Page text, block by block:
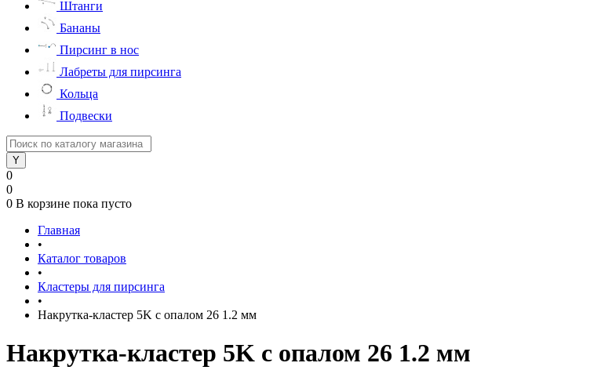
Штанги
Бананы
Пирсинг в нос
Лабреты для пирсинга
Кольца
Подвески
0
0
0 В корзине пока пусто
Главная
•
Каталог товаров
•
Кластеры для пирсинга
•
Накрутка-кластер 5K с опалом 26 1.2 мм
Накрутка-кластер 5K с опалом 26 1.2 мм